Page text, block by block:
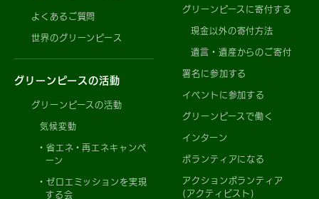
よくあるご質問
世界のグリーンピース
グリーンピースの活動
グリーンピースの活動
気候変動
省エネ・再エネキャンペ
ーン
ゼロエミッションを実現
する会
グリーンピースに寄付する
現金以外の寄付方法
遺言・遺産からのご寄付
署名に参加する
イベントに参加する
グリーンピースで働く
インターン
ボランティアになる
アクションボランティア
(アクティビスト)